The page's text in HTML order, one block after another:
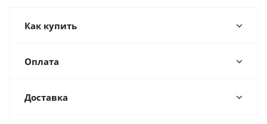
Как купить
Оплата
Доставка